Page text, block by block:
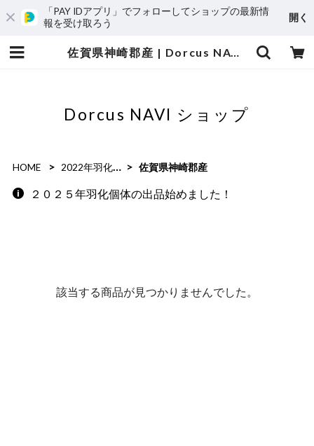
「PAY IDアプリ」でフォローしてショップの最新情
報を受け取ろう
開く
佐賀県神崎郡産 | Dorcus NAVI ショップ
Dorcus NAVI ショップ
HOME 2022年羽化個体 佐賀県神崎郡産
２０２５年羽化個体の出品始めました！
該当する商品が見つかりませんでした。